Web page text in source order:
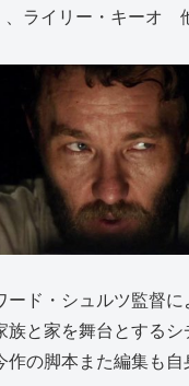
、ライリー・キーオ
ード・シュルツ監督
族と家を舞台とするシ
作の脚本また編集も自